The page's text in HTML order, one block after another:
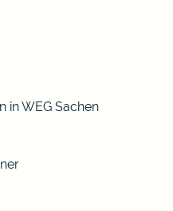
in WEG Sachen